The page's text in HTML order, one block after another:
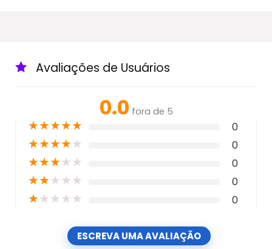
Avaliações de Usuários
0.0 fora de 5
★★★★★ 0
★★★★★ 0
★★★★★ 0
★★★★★ 0
★★★★★ 0
ESCREVA UMA AVALIAÇÃO